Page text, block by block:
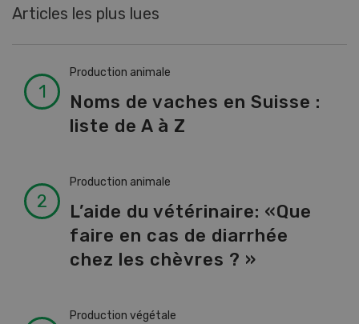
Articles les plus lues
Production animale
Noms de vaches en Suisse :
liste de A à Z
Production animale
L’aide du vétérinaire: «Que
faire en cas de diarrhée
chez les chèvres ? »
Production végétale